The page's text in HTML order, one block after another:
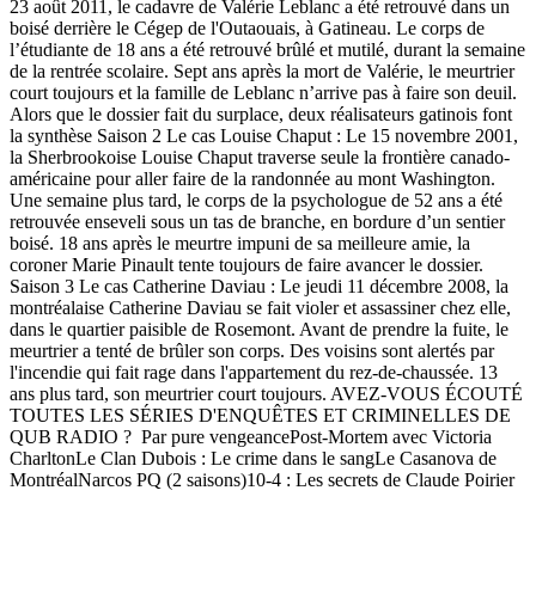
23 août 2011, le cadavre de Valérie Leblanc a été retrouvé dans un
boisé derrière le Cégep de l'Outaouais, à Gatineau. Le corps de
l’étudiante de 18 ans a été retrouvé brûlé et mutilé, durant la semaine
de la rentrée scolaire. Sept ans après la mort de Valérie, le meurtrier
court toujours et la famille de Leblanc n’arrive pas à faire son deuil.
Alors que le dossier fait du surplace, deux réalisateurs gatinois font
la synthèse Saison 2 Le cas Louise Chaput : Le 15 novembre 2001,
la Sherbrookoise Louise Chaput traverse seule la frontière canado-
américaine pour aller faire de la randonnée au mont Washington.
Une semaine plus tard, le corps de la psychologue de 52 ans a été
retrouvée enseveli sous un tas de branche, en bordure d’un sentier
boisé. 18 ans après le meurtre impuni de sa meilleure amie, la
coroner Marie Pinault tente toujours de faire avancer le dossier.
Saison 3 Le cas Catherine Daviau : Le jeudi 11 décembre 2008, la
montréalaise Catherine Daviau se fait violer et assassiner chez elle,
dans le quartier paisible de Rosemont. Avant de prendre la fuite, le
meurtrier a tenté de brûler son corps. Des voisins sont alertés par
l'incendie qui fait rage dans l'appartement du rez-de-chaussée. 13
ans plus tard, son meurtrier court toujours. AVEZ-VOUS ÉCOUTÉ
TOUTES LES SÉRIES D'ENQUÊTES ET CRIMINELLES DE
QUB RADIO ? Par pure vengeancePost-Mortem avec Victoria
CharltonLe Clan Dubois : Le crime dans le sangLe Casanova de
MontréalNarcos PQ (2 saisons)10-4 : Les secrets de Claude Poirier